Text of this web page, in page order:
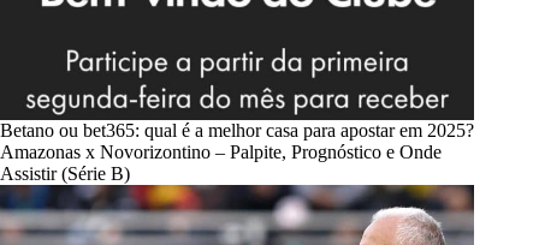
Betano ou bet365: qual é a melhor casa para apostar em 2025?
Amazonas x Novorizontino – Palpite, Prognóstico e Onde
Assistir (Série B)